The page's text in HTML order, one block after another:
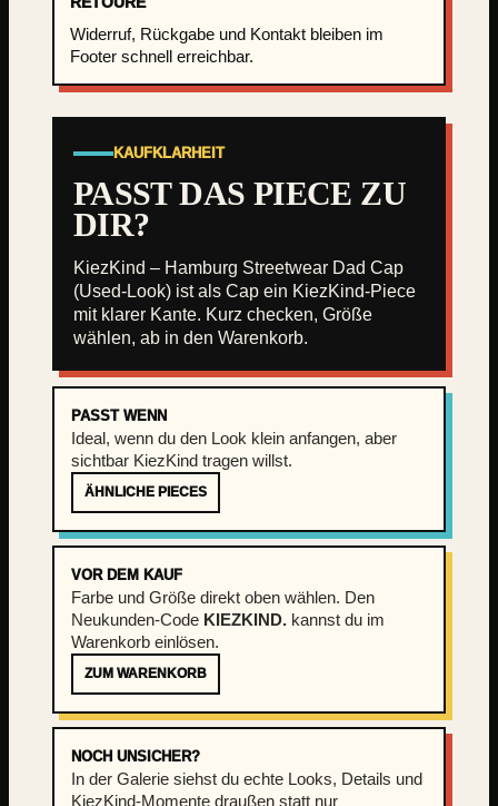
e
a
d
a
U
s
e
-
L
o
o
)
M
n
g
e
Widerruf, Rückgabe und Kontakt bleiben im
Footer schnell erreichbar.
KAUFKLARHEIT
PASST DAS PIECE ZU
DIR?
KiezKind – Hamburg Streetwear Dad Cap
(Used-Look) ist als Cap ein KiezKind-Piece
mit klarer Kante. Kurz checken, Größe
wählen, ab in den Warenkorb.
PASST WENN
Ideal, wenn du den Look klein anfangen, aber
sichtbar KiezKind tragen willst.
ÄHNLICHE PIECES
VOR DEM KAUF
Farbe und Größe direkt oben wählen. Den
Neukunden-Code KIEZKIND.kannst du im
Warenkorb einlösen.
ZUM WARENKORB
NOCH UNSICHER?
In der Galerie siehst du echte Looks, Details und
KiezKind-Momente draußen statt nur